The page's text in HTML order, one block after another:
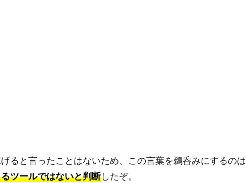
ると言ったことはないため、この言葉を鵜呑みにするのは
ツールではないと判断したぞ。